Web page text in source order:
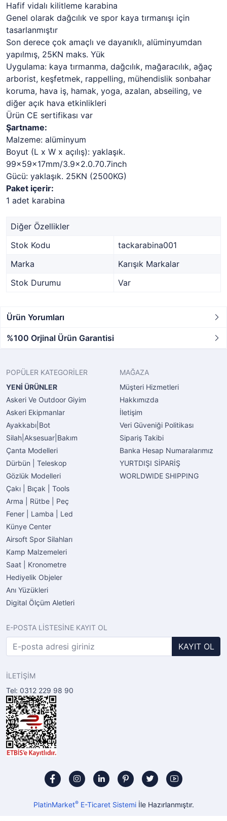
Hafif vidalı kilitleme karabina
Genel olarak dağcılık ve spor kaya tırmanışı için
tasarlanmıştır
Son derece çok amaçlı ve dayanıklı, alüminyumdan
yapılmış, 25KN maks. Yük
Uygulama: kaya tırmanma, dağcılık, mağaracılık, ağaç
arborist, keşfetmek, rappelling, mühendislik sonbahar
koruma, hava iş, hamak, yoga, azalan, abseiling, ve
diğer açık hava etkinlikleri
Ürün CE sertifikası var
Şartname:
Malzeme: alüminyum
Boyut (L x W x açılış): yaklaşık.
99x59x17mm/3.9x2.0.70.7inch
Gücü: yaklaşık. 25KN (2500KG)
Paket içerir:
1 adet karabina
Diğer Özellikler
Stok Kodu
tackarabina001
Marka
Karışık Markalar
Stok Durumu
Var
Ürün Yorumları
%100 Orjinal Ürün Garantisi
POPÜLER KATEGORİLER
YENİ ÜRÜNLER
Askeri Ve Outdoor Giyim
Askeri Ekipmanlar
Ayakkabı|Bot
Silah|Aksesuar|Bakım
Çanta Modelleri
Dürbün | Teleskop
Gözlük Modelleri
Çakı | Bıçak | Tools
Arma | Rütbe | Peç
Fener | Lamba | Led
Künye Center
Airsoft Spor Silahları
Kamp Malzemeleri
Saat | Kronometre
Hediyelik Objeler
Anı Yüzükleri
Digital Ölçüm Aletleri
MAĞAZA
Müşteri Hizmetleri
Hakkımızda
İletişim
Veri Güveniği Politikası
Sipariş Takibi
Banka Hesap Numaralarımız
YURTDIŞI SİPARİŞ
WORLDWIDE SHIPPING
E-POSTA LİSTESİNE KAYIT OL
KAYIT OL
İLETİŞİM
Tel: 0312 229 98 90
PlatinMarket®E-Ticaret Sistemiİle Hazırlanmıştır.